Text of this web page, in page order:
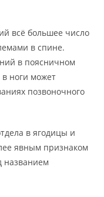
всё большее число
в спине.
в поясничном
ноги может
позвоночного
в ягодицы и
явным признаком
названием